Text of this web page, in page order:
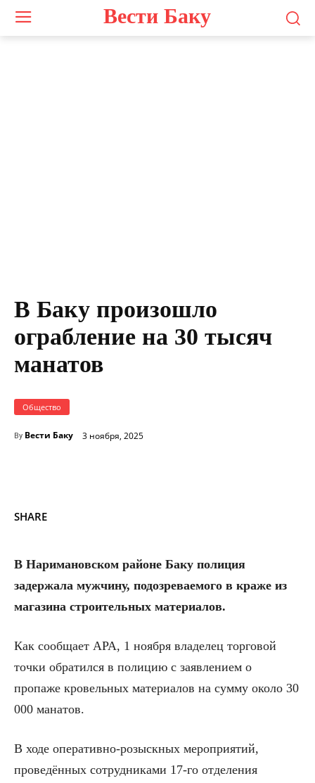
Вести Баку
В Баку произошло
ограбление на 30 тысяч
манатов
Общество
By Вести Баку 3 ноября, 2025
SHARE
В Наримановском районе Баку полиция
задержала мужчину, подозреваемого в краже из
магазина строительных материалов.
Как сообщает APA, 1 ноября владелец торговой
точки обратился в полицию с заявлением о
пропаже кровельных материалов на сумму около 30
000 манатов.
В ходе оперативно-розыскных мероприятий,
проведённых сотрудниками 17-го отделения